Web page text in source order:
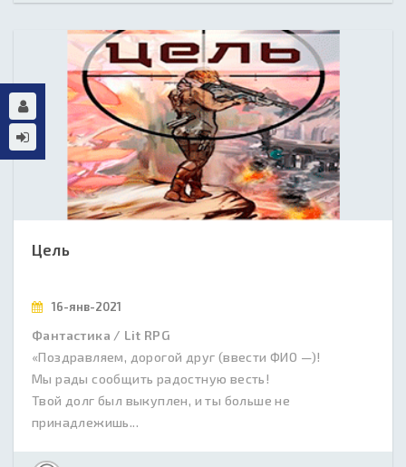
Цель
16-янв-2021
Фантастика / Lit RPG
«Поздравляем, дорогой друг (ввести ФИО —)!
Мы рады сообщить радостную весть!
Твой долг был выкуплен, и ты больше не
принадлежишь...